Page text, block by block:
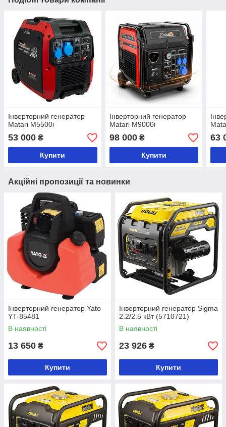
Інверторний генератор
Matari M5500i
53 000 ₴
Купити
Інверторний генератор
Matari M9000i
98 000₴
Купити
63
Акційні пропозиції та новинки
Інверторний генератор Yato
YT-85481
В наявності
13 650 ₴
Купити
Інверторний генератор Sigma
2.2/2.5 кВт (5710721)
В наявності
23 926 ₴
Купити